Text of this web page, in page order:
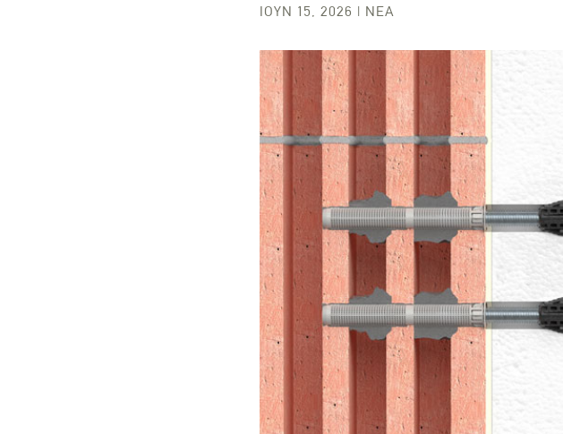
ΙΟΎΝ 15, 2026 | ΝΈΑ